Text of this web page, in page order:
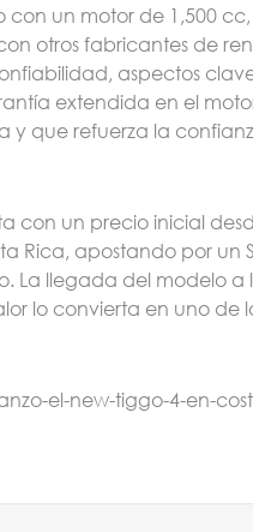
un motor de 1,500
otros fabricantes de
aspectos
extendida en el
y que refuerza la
con un precio inicial
Rica, apostando por un
llegada del modelo a
lo convierta en uno de
el-new-tiggo-4-en-